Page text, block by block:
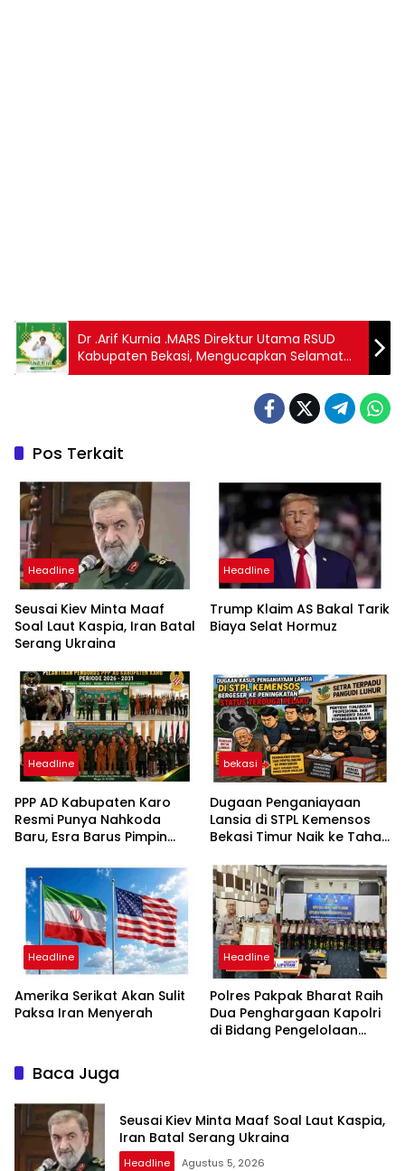
Dr .Arif Kurnia .MARS Direktur Utama RSUD
Kabupaten Bekasi, Mengucapkan Selamat
Hari Raya Idul Fitri 1444 Hijriah / 2023 Masehi
Pos Terkait
Headline
Seusai Kiev Minta Maaf
Soal Laut Kaspia, Iran Batal
Serang Ukraina
Headline
Trump Klaim AS Bakal Tarik
Biaya Selat Hormuz
Headline
PPP AD Kabupaten Karo
Resmi Punya Nahkoda
Baru, Esra Barus Pimpin
bekasi
Dugaan Penganiayaan
Lansia di STPL Kemensos
Bekasi Timur Naik ke Tahap
Minta Proses Transparan
dan Bebas Intervensi
Headline
Amerika Serikat Akan Sulit
Paksa Iran Menyerah
Headline
Polres Pakpak Bharat Raih
Dua Penghargaan Kapolri
di Bidang Pengelolaan
Baca Juga
Seusai Kiev Minta Maaf Soal Laut Kaspia,
Iran Batal Serang Ukraina
Headline Agustus 5, 2026